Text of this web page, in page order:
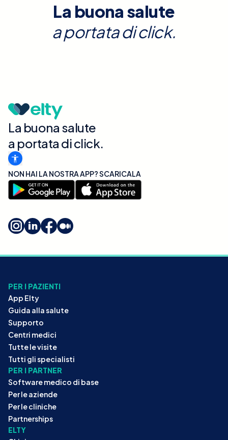
La buona salute
a portata di click.
La buona salute
a portata di click.
NON HAI LA NOSTRA APP? SCARICALA
PER I PAZIENTI
App Elty
Guida alla salute
Supporto
Centri medici
Tutte le visite
Tutti gli specialisti
PER I PARTNER
Software medico di base
Per le aziende
Per le cliniche
Partnerships
ELTY